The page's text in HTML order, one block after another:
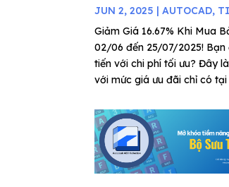
JUN 2, 2025 |AUTOCAD,
Giảm Giá 16.67% Khi Mua
02/06 đến 25/07/2025!
tiến với chi phí tối ưu? Đây
với mức giá ưu đãi chỉ có tại